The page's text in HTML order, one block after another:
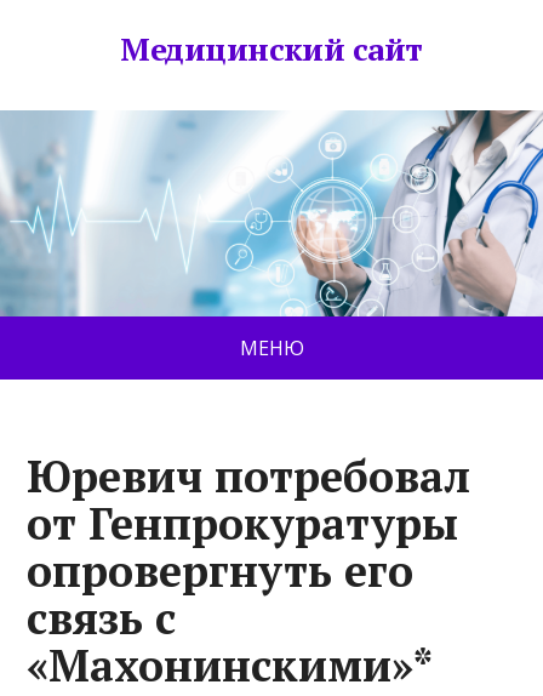
Медицинский сайт
МЕНЮ
Юревич потребовал
от Генпрокуратуры
опровергнуть его
связь с
«Махонинскими»*